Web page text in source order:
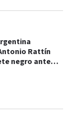
Rattín
negro ante